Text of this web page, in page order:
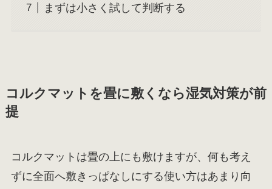
まずは小さく試して判断する
コルクマットを畳に敷くなら湿気対策が前
提
コルクマットは畳の上にも敷けますが、何も考え
ずに全面へ敷きっぱなしにする使い方はあまり向